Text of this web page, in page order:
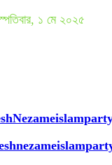
১ মে ২০২৫